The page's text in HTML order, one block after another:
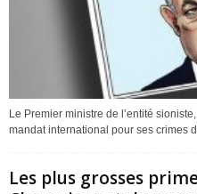
Le Premier ministre de l’entité
mandat international pour ses crimes
Les plus grosses